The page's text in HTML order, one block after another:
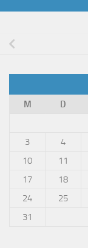
M
D
3
4
10
11
17
18
24
25
31